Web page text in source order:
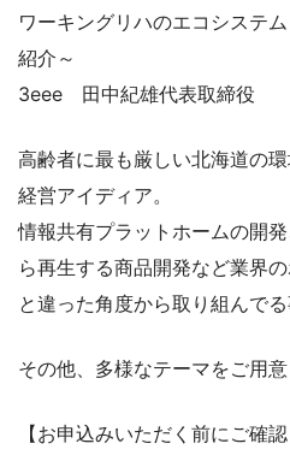
ワーキングリハのエコシステ
紹介～
3eee 田中紀雄代表取締役
高齢者に最も厳しい北海道の
経営アイディア。
情報共有プラットホームの開
ら再生する商品開発など業界
と違った角度から取り組んでる
その他、多様なテーマをご用意
【お申込みいただく前にご確